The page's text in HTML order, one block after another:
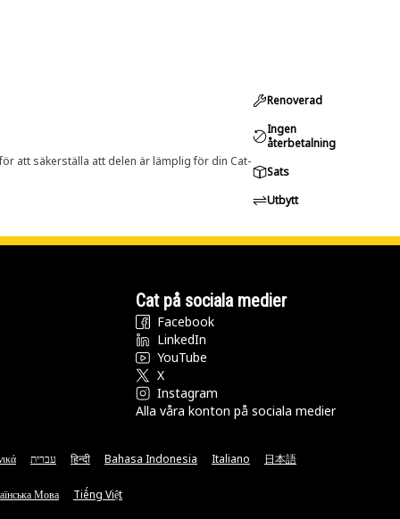
att säkerställa att delen är lämplig för din Cat-
Renoverad
Ingen
återbetalning
Sats
Utbytt
Cat på sociala medier
Facebook
LinkedIn
YouTube
X
Instagram
Alla våra konton på sociala medier
עברית हिन्दी Bahasa Indonesia Italiano 日本語
Мова Tiếng Việt